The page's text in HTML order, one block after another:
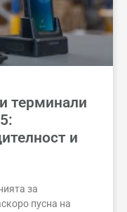
терминали
и
за
пусна на